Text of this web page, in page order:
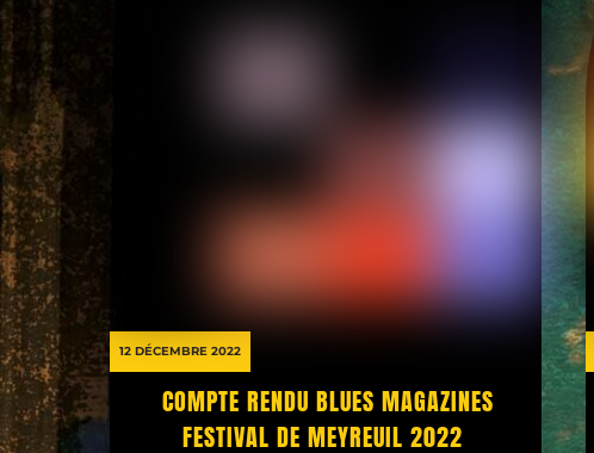
12 DÉCEMBRE 2022
COMPTE RENDU BLUES MAGAZINES
FESTIVAL DE MEYREUIL 2022